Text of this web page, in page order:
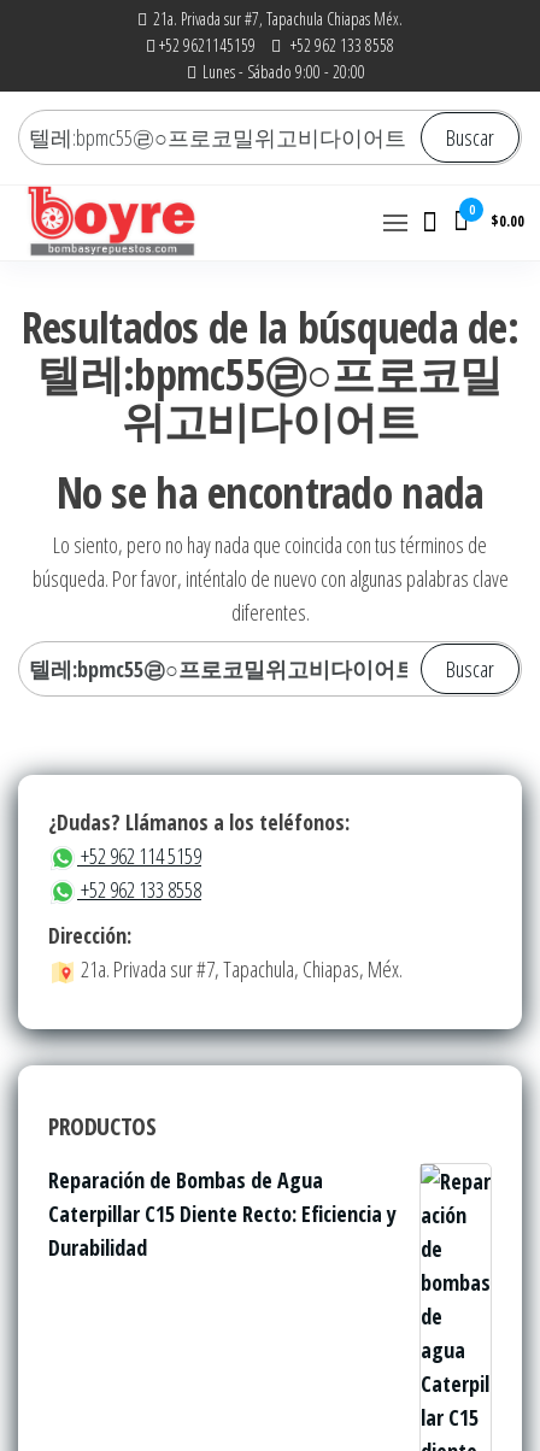
21a. Privada sur #7, Tapachula Chiapas Méx.
+52 9621145159
+52 962 133 8558
Lunes - Sábado 9:00 - 20:00
Buscar
por:
Buscar
|
RefaccionariaRuiz.com
0
$0.00
Resultados de la búsqueda de:
텔레:bpmc55㉣○프로코밀
위고비다이어트
No se ha encontrado nada
Lo siento, pero no hay nada que coincida con tus términos de
búsqueda. Por favor, inténtalo de nuevo con algunas palabras clave
diferentes.
Buscar:
¿Dudas? Llámanos a los teléfonos:
+52 962 114 5159
+52 962 133 8558
Dirección:
21a. Privada sur #7, Tapachula, Chiapas, Méx.
PRODUCTOS
Reparación de Bombas de Agua
Caterpillar C15 Diente Recto: Eficiencia y
Durabilidad